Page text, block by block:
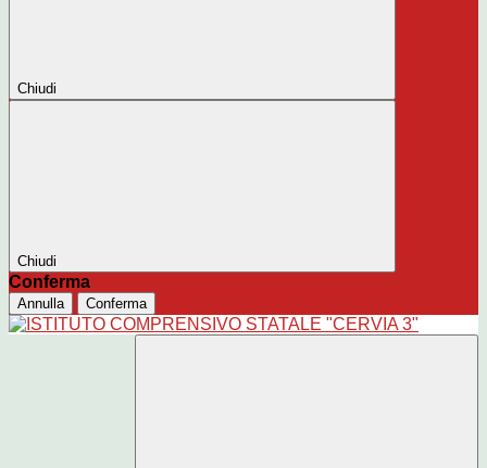
Chiudi
Chiudi
Conferma
Annulla Conferma